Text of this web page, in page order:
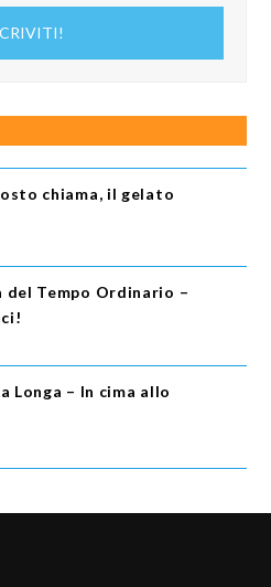
chiama, il gelato
del Tempo Ordinario –
Longa – In cima allo